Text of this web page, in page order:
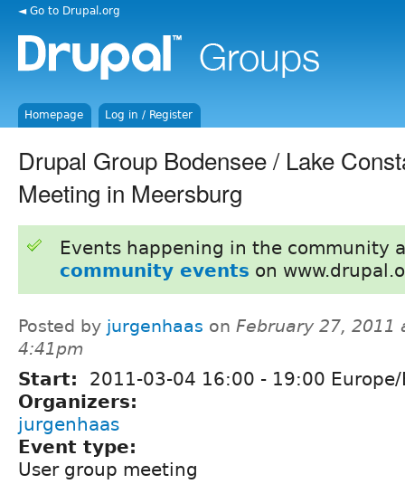
◄ Go to Drupal.org
Homepage Log in / Register
Drupal Group Bodensee / Lake
Meeting in Meersburg
Events happening in the community
community events on
Posted by jurgenhaas on February 27, 2011
4:41pm
Start: 2011-03-04 16:00 - 19:00
Organizers:
jurgenhaas
Event type:
User group meeting